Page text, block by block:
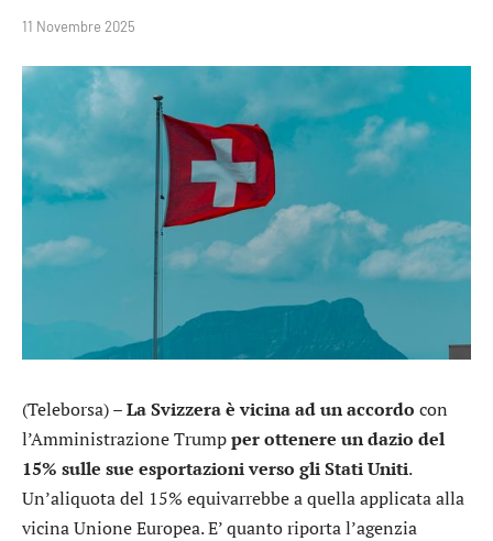
11 Novembre 2025
(Teleborsa) –La Svizzera è vicina ad un accordo con
l’Amministrazione Trumpper ottenere un dazio del
15% sulle sue esportazioni verso gli Stati Uniti.
Un’aliquota del 15% equivarrebbe a quella applicata alla
vicina Unione Europea. E’ quanto riporta l’agenzia